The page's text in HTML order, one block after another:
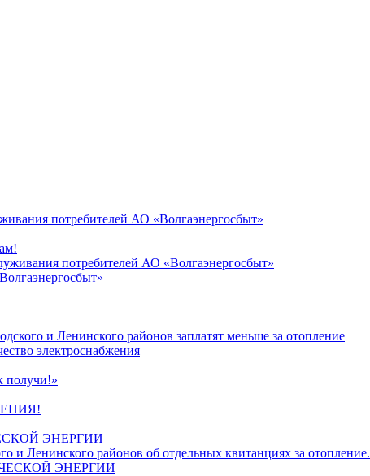
потребителей АО «Волгаэнергосбыт»
потребителей АО «Волгаэнергосбыт»
и Ленинского районов заплатят меньше за отопление
электроснабжения
получи!»
ЭНЕРГИИ
и Ленинского районов об отдельных квитанциях за отопление.
ЭНЕРГИИ